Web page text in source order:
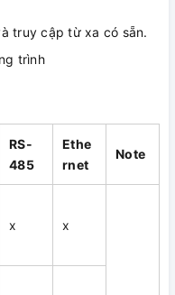
truy cập từ xa có sẵn.
trình
RS-
485
Ethe
rnet
Note
x x